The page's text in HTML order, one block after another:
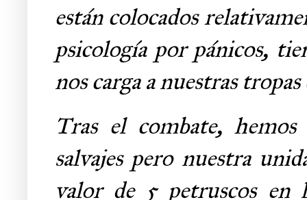
están colocados
psicología por pánicos,
nos carga a nuestras
Tras el combate,
salvajes pero nuestra
valor de 5 petruscos en